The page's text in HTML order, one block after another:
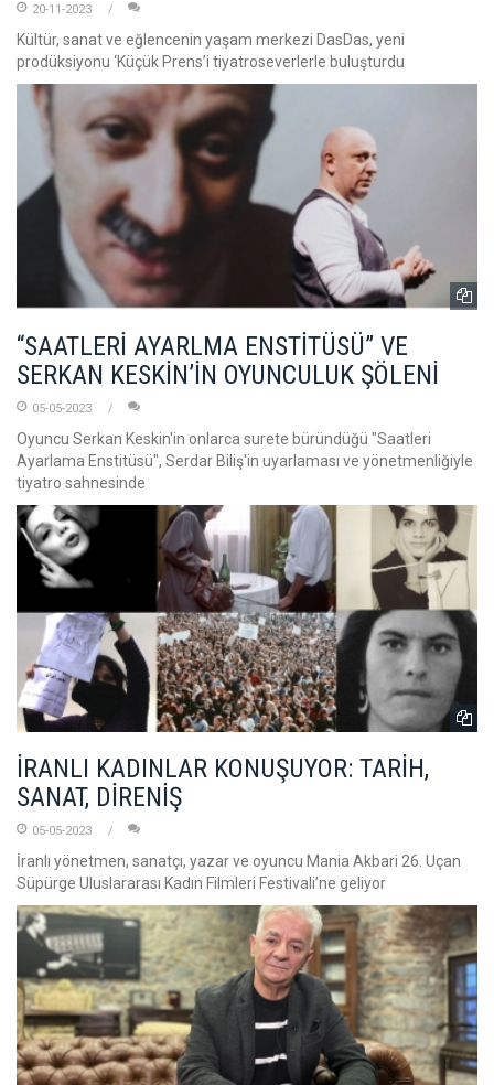
20-11-2023
Kültür, sanat ve eğlencenin yaşam merkezi DasDas, yeni
prodüksiyonu ‘Küçük Prens’i tiyatroseverlerle buluşturdu
“SAATLERİ AYARLMA ENSTİTÜSÜ” VE
SERKAN KESKİN’İN OYUNCULUK ŞÖLENİ
05-05-2023
Oyuncu Serkan Keskin'in onlarca surete büründüğü "Saatleri
Ayarlama Enstitüsü", Serdar Biliş'in uyarlaması ve yönetmenliğiyle
tiyatro sahnesinde
İRANLI KADINLAR KONUŞUYOR: TARİH,
SANAT, DİRENİŞ
05-05-2023
İranlı yönetmen, sanatçı, yazar ve oyuncu Mania Akbari 26. Uçan
Süpürge Uluslararası Kadın Filmleri Festivali’ne geliyor